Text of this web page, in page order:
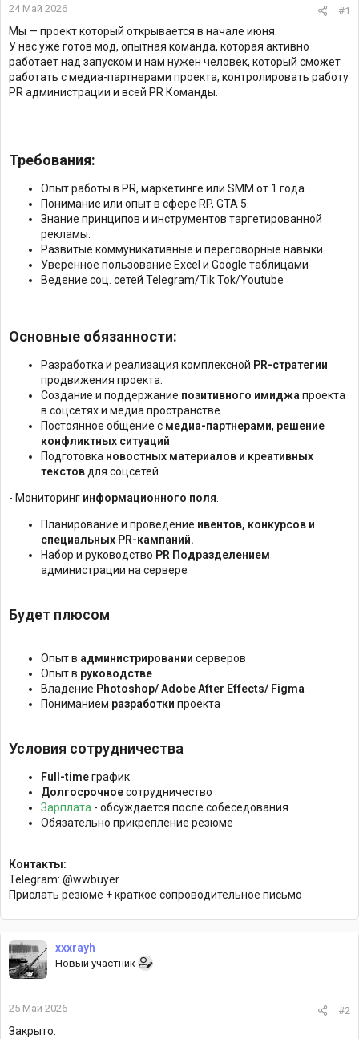
24 Май 2026 #1
Мы — проект который открывается в начале июня.
У нас уже готов мод, опытная команда, которая активно
работает над запуском и нам нужен человек, который сможет
работать с медиа-партнерами проекта, контролировать работу
PR администрации и всей PR Команды.
Требования:​
Опыт работы в PR, маркетинге или SMM от 1 года.
Понимание или опыт в сфере RP, GTA 5.
Знание принципов и инструментов таргетированной
рекламы.
Развитые коммуникативные и переговорные навыки.
Уверенное пользование Excel и Google таблицами
Ведение соц. сетей Telegram/Tik Tok/Youtube
Основные обязанности:​
Разработка и реализация комплексной PR-стратегии
продвижения проекта.
Создание и поддержание позитивного имиджа проекта
в соцсетях и медиа пространстве.
Постоянное общение с медиа-партнерами, решение
конфликтных ситуаций
Подготовка новостных материалов и креативных
текстов для соцсетей.
- Мониторинг информационного поля
Планирование и проведение ивентов, конкурсов и
специальных PR-кампаний.
Набор и руководство PR Подразделением
администрации на сервере
Будет плюсом
Опыт в администрировании серверов
Опыт в руководстве
Владение Photoshop/ Adobe After Effects/ Figma
Пониманием разработки проекта
Условия сотрудничества
Full-timeграфик
Долгосрочноесотрудничество
Зарплата - обсуждается после собеседования
Обязательно прикрепление резюме
Контакты:
Telegram: @wwbuyer
Прислать резюме + краткое сопроводительное письмо
xxxrayh
Новый участник
25 Май 2026 #2
Закрыто.